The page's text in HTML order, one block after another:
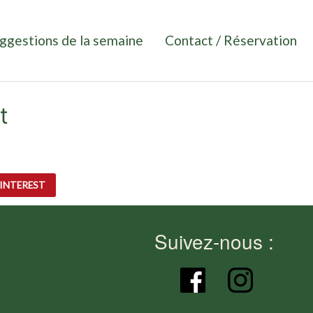
principale
de la semaine Contact / Réservation
Suivez-nous :